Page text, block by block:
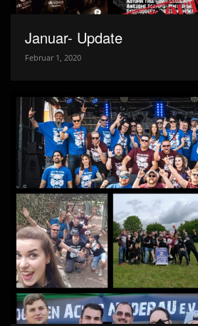
Januar- Update
Februar 1, 2020